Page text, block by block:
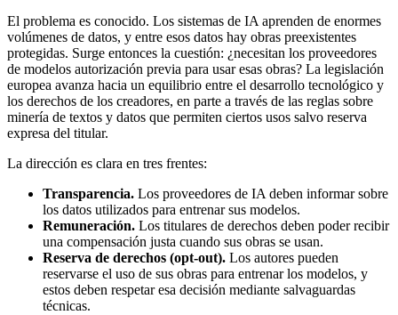
El problema es conocido. Los sistemas de IA aprenden de enormes
volúmenes de datos, y entre esos datos hay obras preexistentes
protegidas. Surge entonces la cuestión: ¿necesitan los proveedores
de modelos autorización previa para usar esas obras? La legislación
europea avanza hacia un equilibrio entre el desarrollo tecnológico y
los derechos de los creadores, en parte a través de las reglas sobre
minería de textos y datos que permiten ciertos usos salvo reserva
expresa del titular.
La dirección es clara en tres frentes:
Transparencia. Los proveedores de IA deben informar sobre
los datos utilizados para entrenar sus modelos.
Remuneración. Los titulares de derechos deben poder recibir
una compensación justa cuando sus obras se usan.
Reserva de derechos (opt-out). Los autores pueden
reservarse el uso de sus obras para entrenar los modelos, y
estos deben respetar esa decisión mediante salvaguardas
técnicas.